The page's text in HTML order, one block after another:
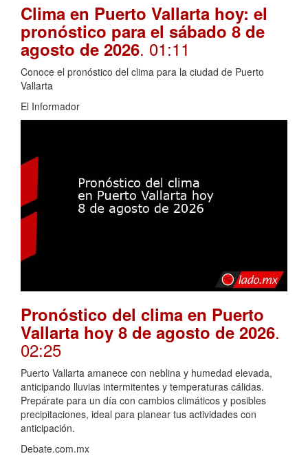
Clima en Puerto Vallarta hoy: el
pronóstico para el sábado 8 de
agosto de 2026. 01:11
Conoce el pronóstico del clima para la ciudad de Puerto
Vallarta
El Informador
Pronóstico del clima en Puerto
Vallarta hoy 8 de agosto de 2026.
02:25
Puerto Vallarta amanece con neblina y humedad elevada,
anticipando lluvias intermitentes y temperaturas cálidas.
Prepárate para un día con cambios climáticos y posibles
precipitaciones, ideal para planear tus actividades con
anticipación.
Debate.com.mx